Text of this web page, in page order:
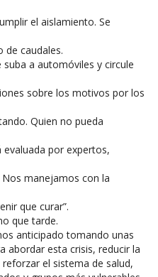
el aislamiento. Se
de caudales.
a automóviles y circule
sobre los motivos por los
Quien no pueda
por expertos,
manejamos con la
que curar”.
que tarde.
anticipado tomando unas
abordar esta crisis, reducir la
el sistema de salud,